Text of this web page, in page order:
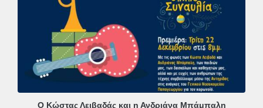
Ο Κώστας Λειβαδάς και η Ανδριάνα Μπάμπαλη